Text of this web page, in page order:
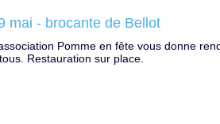
mai - brocante de Bellot
Pomme en fête vous donne
Restauration sur place.